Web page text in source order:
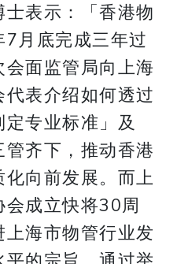
表示：「香港物
月底完成三年过
面监管局向上海
表介绍如何透过
定专业标准」及
管齐下，推动香港
向前发展。而上
成立快将30周
海市物管行业发